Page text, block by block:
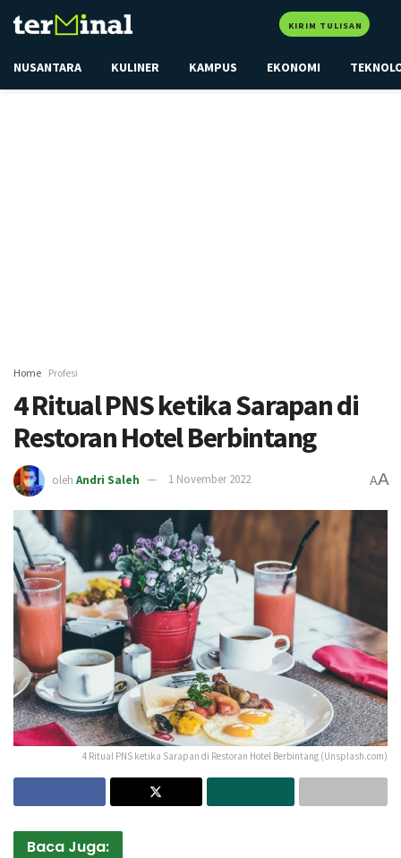
KIRIM TULISAN
NUSANTARA KULINER KAMPUS EKONOMI
Home Profesi
4 Ritual PNS ketika Sarapan di
Restoran Hotel Berbintang
oleh Andri Saleh 1 November 2022 AA
4 Ritual PNS ketika Sarapan di Restoran Hotel Berbintang (Unsplash.com)
Baca Juga: